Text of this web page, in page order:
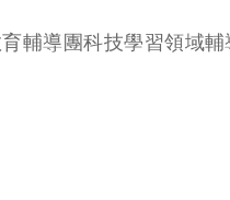
輔導團科技學習領域